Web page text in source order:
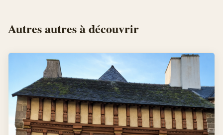
Autresautresà découvrir